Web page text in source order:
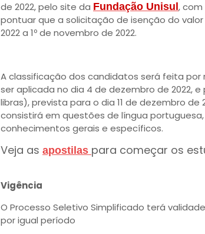
de 2022, pelo site da Fundação Unisul , com
pontuar que a solicitação de isenção do
2022 a 1º de novembro de 2022.
A classificação dos candidatos será feita
ser aplicada no dia 4 de dezembro de 2022,
libras), prevista para o dia 11 de dezembro
consistirá em questões de língua
conhecimentos gerais e específicos.
Veja as apostilas para começar os
Vigência
O Processo Seletivo Simplificado terá
por igual período